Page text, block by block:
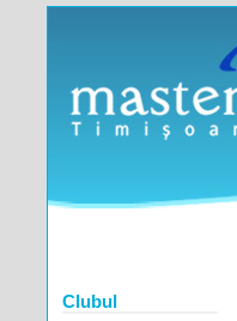
Clubul